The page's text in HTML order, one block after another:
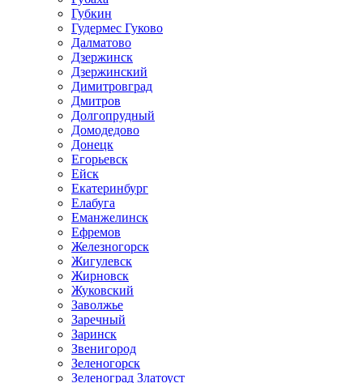
Губкин
Гудермес Гуково
Далматово
Дзержинск
Дзержинский
Димитровград
Дмитров
Долгопрудный
Домодедово
Донецк
Егорьевск
Ейск
Екатеринбург
Елабуга
Еманжелинск
Ефремов
Железногорск
Жигулевск
Жирновск
Жуковский
Заволжье
Заречный
Заринск
Звенигород
Зеленогорск
Зеленоград Златоуст